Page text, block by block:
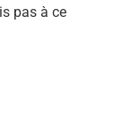
pas à ce